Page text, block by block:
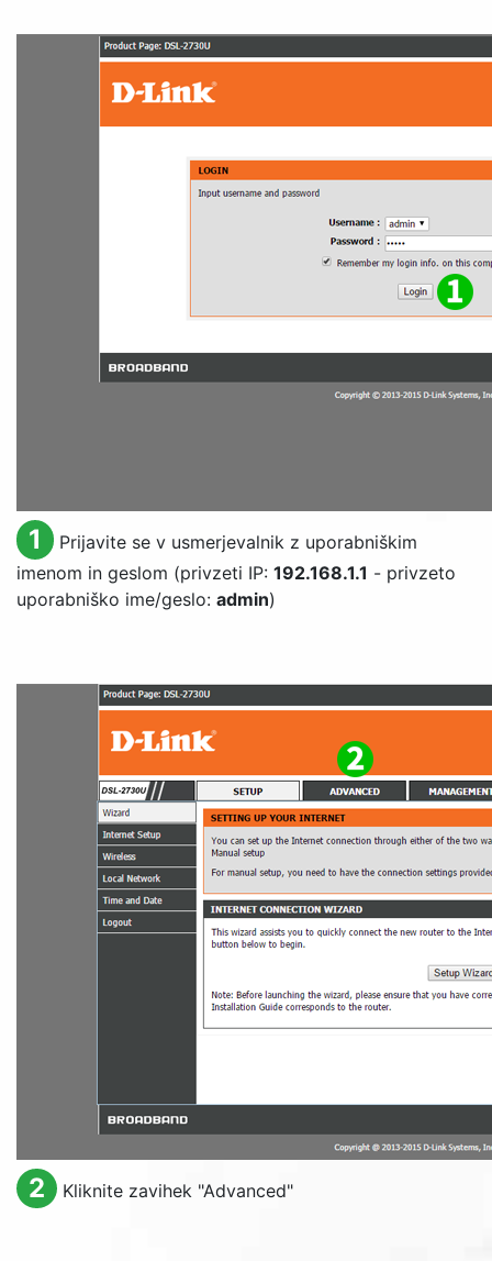
1
Prijavite se v usmerjevalnik z uporabniškim
imenom in geslom (privzeti IP: 192.168.1.1 - privzeto
uporabniško ime/geslo: admin)
2 Kliknite zavihek "Advanced"